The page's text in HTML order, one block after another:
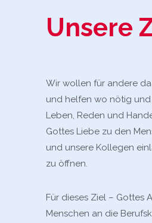
Unsere
Wir wollen für andere
und helfen wo nötig
Leben, Reden und
Gottes Liebe zu den
und unsere Kollegen
zu öffnen.
Für dieses Ziel – Gottes
Menschen an die